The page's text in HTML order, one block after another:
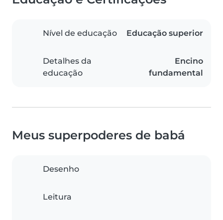
Nível de educação Educação superior
Detalhes da
educação
Encino
fundamental
Meus superpoderes de babá
Desenho
Leitura